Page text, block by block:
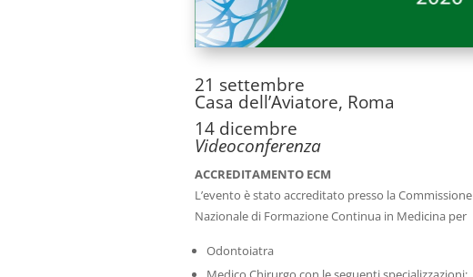
21 settembre
Casa dell’Aviatore, Roma
14 dicembre
Videoconferenza
ACCREDITAMENTO ECM
L’evento è stato accreditato presso la Commissione
Nazionale di Formazione Continua in Medicina per
Odontoiatra